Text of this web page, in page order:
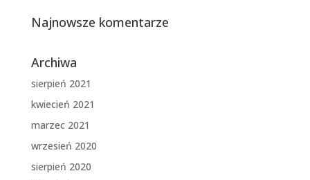
Najnowsze komentarze
Archiwa
sierpień 2021
kwiecień 2021
marzec 2021
wrzesień 2020
sierpień 2020